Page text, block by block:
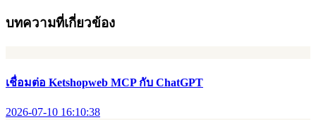
บทความที่เกี่ยวข้อง